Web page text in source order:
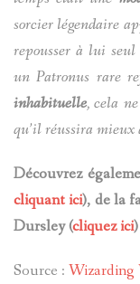
sorcier légendaire
repousser à lui seul
un Patronus rare
inhabituelle, cela
qu’il réussira mieux
Découvrez
cliquant ici), de la
Dursley (cliquez ici
Source : Wizarding